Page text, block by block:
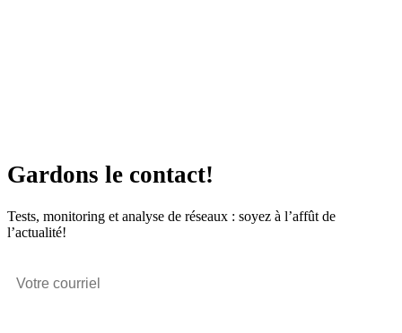
Gardons le contact!
Tests, monitoring et analyse de réseaux : soyez à l’affût de
l’actualité!